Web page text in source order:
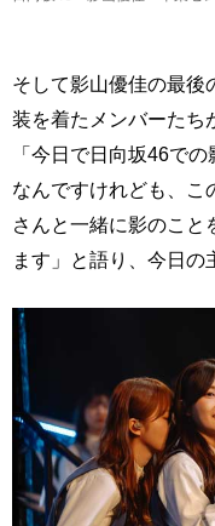
そして影山優佳の最後
装を着たメンバーたち
「今日で日向坂46で
なんですけれども、こ
さんと一緒に影のこと
ます」と語り、今日の